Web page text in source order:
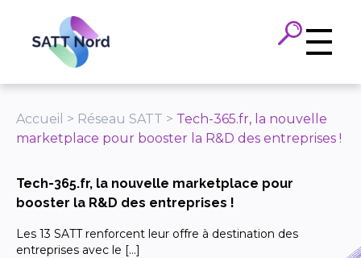
Accueil > Réseau SATT > Tech-365.fr, la nouvelle
marketplace pour booster la R&D des entreprises !
Tech-365.fr, la nouvelle marketplace pour
booster la R&D des entreprises !
Les 13 SATT renforcent leur offre à destination des
entreprises avec le […]